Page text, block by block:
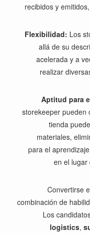
recibidos y
Flexibilidad: Los
allá de su
acelerada y a
realizar
Aptitud para
storekeeper pueden
tienda
materiales,
para el
en el lugar
Convertirse
combinación de
Los
logistics,